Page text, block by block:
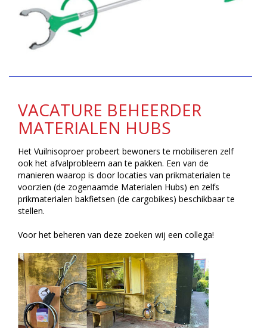
VACATURE BEHEERDER
MATERIALEN HUBS
Het Vuilnisoproer probeert bewoners te mobiliseren zelf
ook het afvalprobleem aan te pakken. Een van de
manieren waarop is door locaties van prikmaterialen te
voorzien (de zogenaamde Materialen Hubs) en zelfs
prikmaterialen bakfietsen (de cargobikes) beschikbaar te
stellen.
Voor het beheren van deze zoeken wij een collega!